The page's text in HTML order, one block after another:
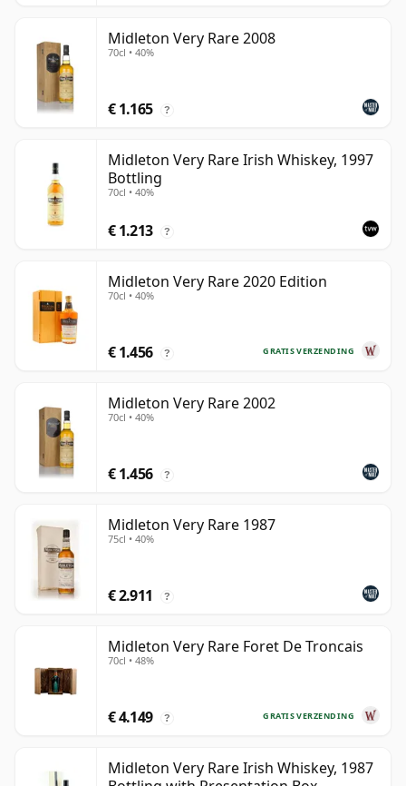
Midleton Very Rare 2008
70cl • 40%
€ 1.165 ?
Midleton Very Rare Irish Whiskey, 1997
Bottling
70cl • 40%
€ 1.213 ?
Midleton Very Rare 2020 Edition
70cl • 40%
GRATIS VERZENDING
€ 1.456 ?
Midleton Very Rare 2002
70cl • 40%
€ 1.456 ?
Midleton Very Rare 1987
75cl • 40%
€ 2.911 ?
Midleton Very Rare Foret De Troncais
70cl • 48%
GRATIS VERZENDING
€ 4.149 ?
Midleton Very Rare Irish Whiskey, 1987